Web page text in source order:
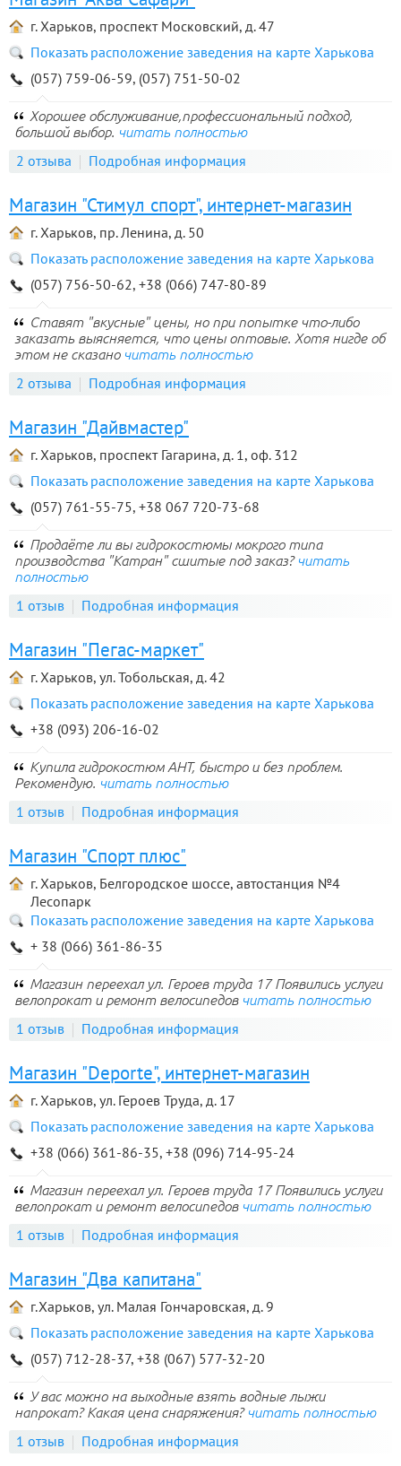
г. Харьков, проспект Московский, д. 47
Показать расположение заведения на карте Харькова
(057) 759-06-59, (057) 751-50-02
Хорошее обслуживание,профессиональный подход,
большой выбор. читать полностью
2 отзыва Подробная информация
Магазин "Стимул спорт", интернет-магазин
г. Харьков, пр. Ленина, д. 50
Показать расположение заведения на карте Харькова
(057) 756-50-62, +38 (066) 747-80-89
Ставят "вкусные" цены, но при попытке что-либо
заказать выясняется, что цены оптовые. Хотя нигде об
этом не сказано читать полностью
2 отзыва Подробная информация
Магазин "Дайвмастер"
г. Харьков, проспект Гагарина, д. 1, оф. 312
Показать расположение заведения на карте Харькова
(057) 761-55-75, +38 067 720-73-68
Продаёте ли вы гидрокостюмы мокрого типа
производства "Катран" сшитые под заказ? читать
полностью
1 отзыв Подробная информация
Магазин "Пегас-маркет"
г. Харьков, ул. Тобольская, д. 42
Показать расположение заведения на карте Харькова
+38 (093) 206-16-02
Купила гидрокостюм АНТ, быстро и без проблем.
Рекомендую. читать полностью
1 отзыв Подробная информация
Магазин "Спорт плюс"
г. Харьков, Белгородское шоссе, автостанция №4
Лесопарк
Показать расположение заведения на карте Харькова
+ 38 (066) 361-86-35
Магазин переехал ул. Героев труда 17 Появились услуги
велопрокат и ремонт велосипедов читать полностью
1 отзыв Подробная информация
Магазин "Deporte", интернет-магазин
г. Харьков, ул. Героев Труда, д. 17
Показать расположение заведения на карте Харькова
+38 (066) 361-86-35, +38 (096) 714-95-24
Магазин переехал ул. Героев труда 17 Появились услуги
велопрокат и ремонт велосипедов читать полностью
1 отзыв Подробная информация
Магазин "Два капитана"
г.Харьков, ул. Малая Гончаровская, д. 9
Показать расположение заведения на карте Харькова
(057) 712-28-37, +38 (067) 577-32-20
У вас можно на выходные взять водные лыжи
напрокат? Какая цена снаряжения? читать полностью
1 отзыв Подробная информация